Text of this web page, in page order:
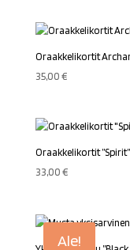
Oraakkelikortit
35,00€
Oraakkelikortit ”Spirit”
33,00€
Ale!